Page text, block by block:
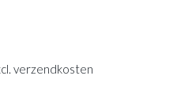
verzendkosten